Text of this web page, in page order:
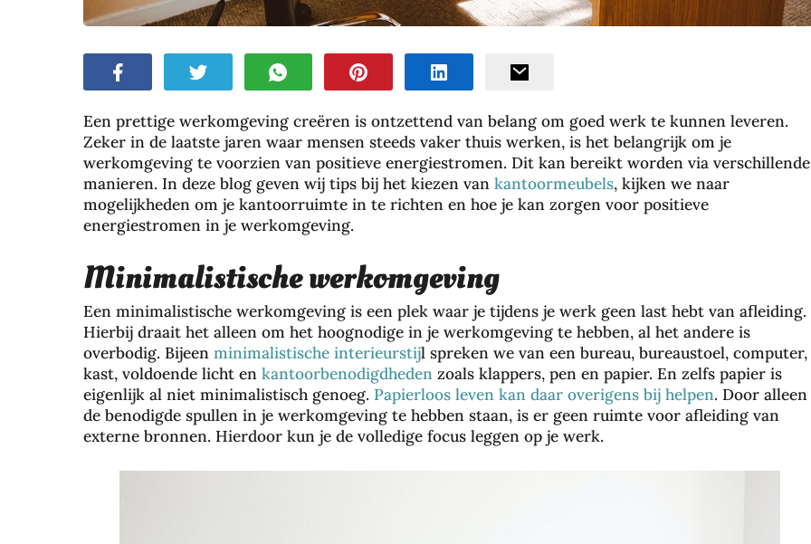
Een prettige werkomgeving creëren is ontzettend van belang om goed werk te kunnen leveren.
Zeker in de laatste jaren waar mensen steeds vaker thuis werken, is het belangrijk om je
werkomgeving te voorzien van positieve energiestromen. Dit kan bereikt worden via verschillende
manieren. In deze blog geven wij tips bij het kiezen van kantoormeubels, kijken we naar
mogelijkheden om je kantoorruimte in te richten en hoe je kan zorgen voor positieve
energiestromen in je werkomgeving.
Minimalistische werkomgeving
Een minimalistische werkomgeving is een plek waar je tijdens je werk geen last hebt van afleiding.
Hierbij draait het alleen om het hoognodige in je werkomgeving te hebben, al het andere is
overbodig. Bijeen minimalistische interieurstijl spreken we van een bureau, bureaustoel, computer,
kast, voldoende licht en kantoorbenodigdheden zoals klappers, pen en papier. En zelfs papier is
eigenlijk al niet minimalistisch genoeg. Papierloos leven kan daar overigens bij helpen. Door alleen
de benodigde spullen in je werkomgeving te hebben staan, is er geen ruimte voor afleiding van
externe bronnen. Hierdoor kun je de volledige focus leggen op je werk.